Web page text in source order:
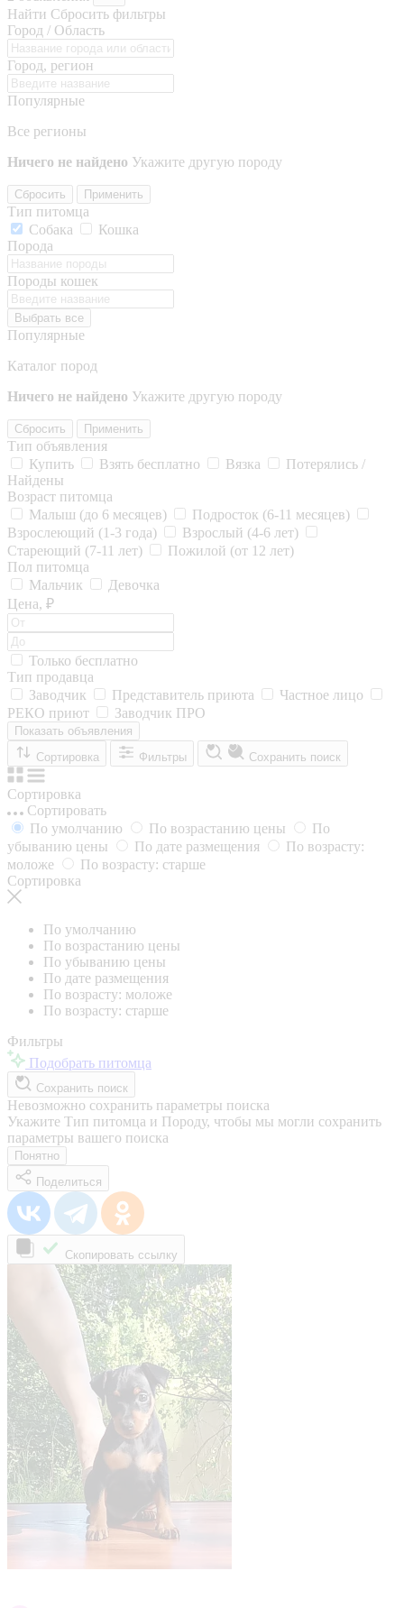
Найти Сбросить фильтры
Город / Область
Город, регион
Популярные
Все регионы
Ничего не найдено Укажите другую породу
Сбросить Применить
Тип питомца
Собака
Кошка
Порода
Породы кошек
Выбрать все
Популярные
Каталог пород
Ничего не найдено Укажите другую породу
Сбросить Применить
Тип объявления
Купить
Взять бесплатно Вязка
Потерялись /
Найдены
Возраст питомца
Малыш (до 6 месяцев)
Подросток (6-11 месяцев)
Взрослеющий (1-3 года)
Взрослый (4-6 лет)
Стареющий (7-11 лет)
Пожилой (от 12 лет)
Пол питомца
Мальчик
Девочка
Цена, ₽
Только бесплатно
Тип продавца
Заводчик
Представитель приюта
Частное лицо
РЕКО приют
Заводчик ПРО
Показать объявления
Сортировка
Фильтры Сохранить поиск
Сортировка
Сортировать
По умолчанию
По возрастанию цены
По
убыванию цены
По дате размещения
По возрасту:
моложе
По возрасту: старше
Сортировка
По умолчанию
По возрастанию цены
По убыванию цены
По дате размещения
По возрасту: моложе
По возрасту: старше
Фильтры
Подобрать питомца
Сохранить поиск
Невозможно сохранить параметры поиска
Укажите Тип питомца и Породу, чтобы мы могли сохранить
параметры вашего поиска
Понятно
Поделиться
Скопировать ссылку